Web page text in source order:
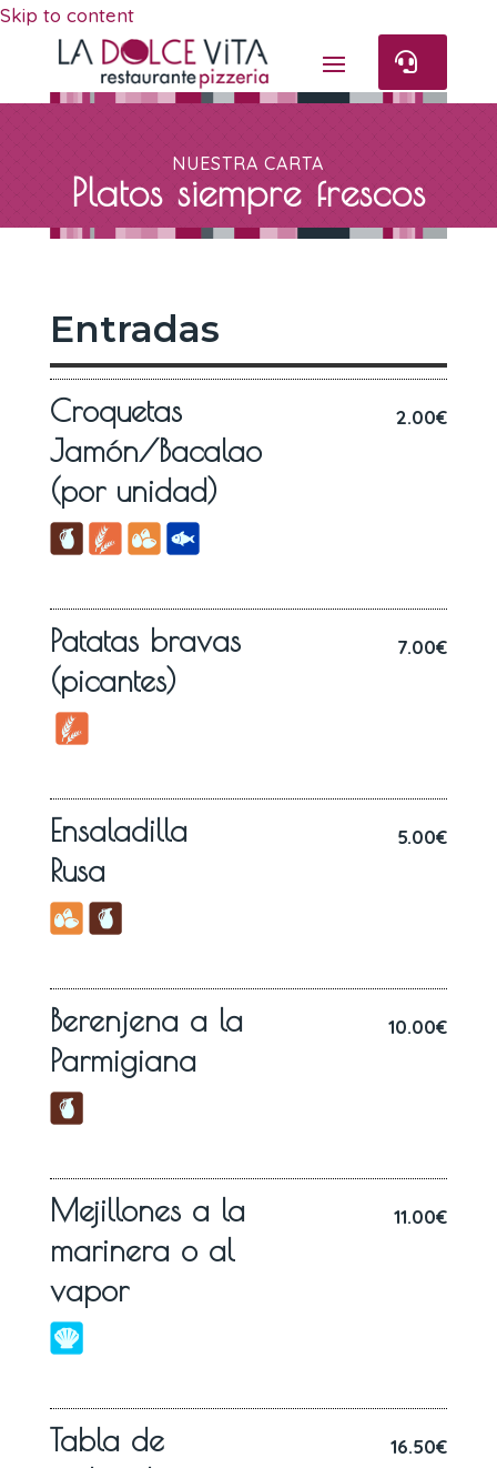
Skip to content

Platos siempre frescos
NUESTRA CARTA
Entradas
Croquetas
Jamón/Bacalao
(por unidad)
2.00€
Patatas bravas
(picantes)
7.00€
Ensaladilla
Rusa
5.00€
Berenjena a la
Parmigiana
10.00€
Mejillones a la
marinera o al
vapor
11.00€
Tabla de
16.50€